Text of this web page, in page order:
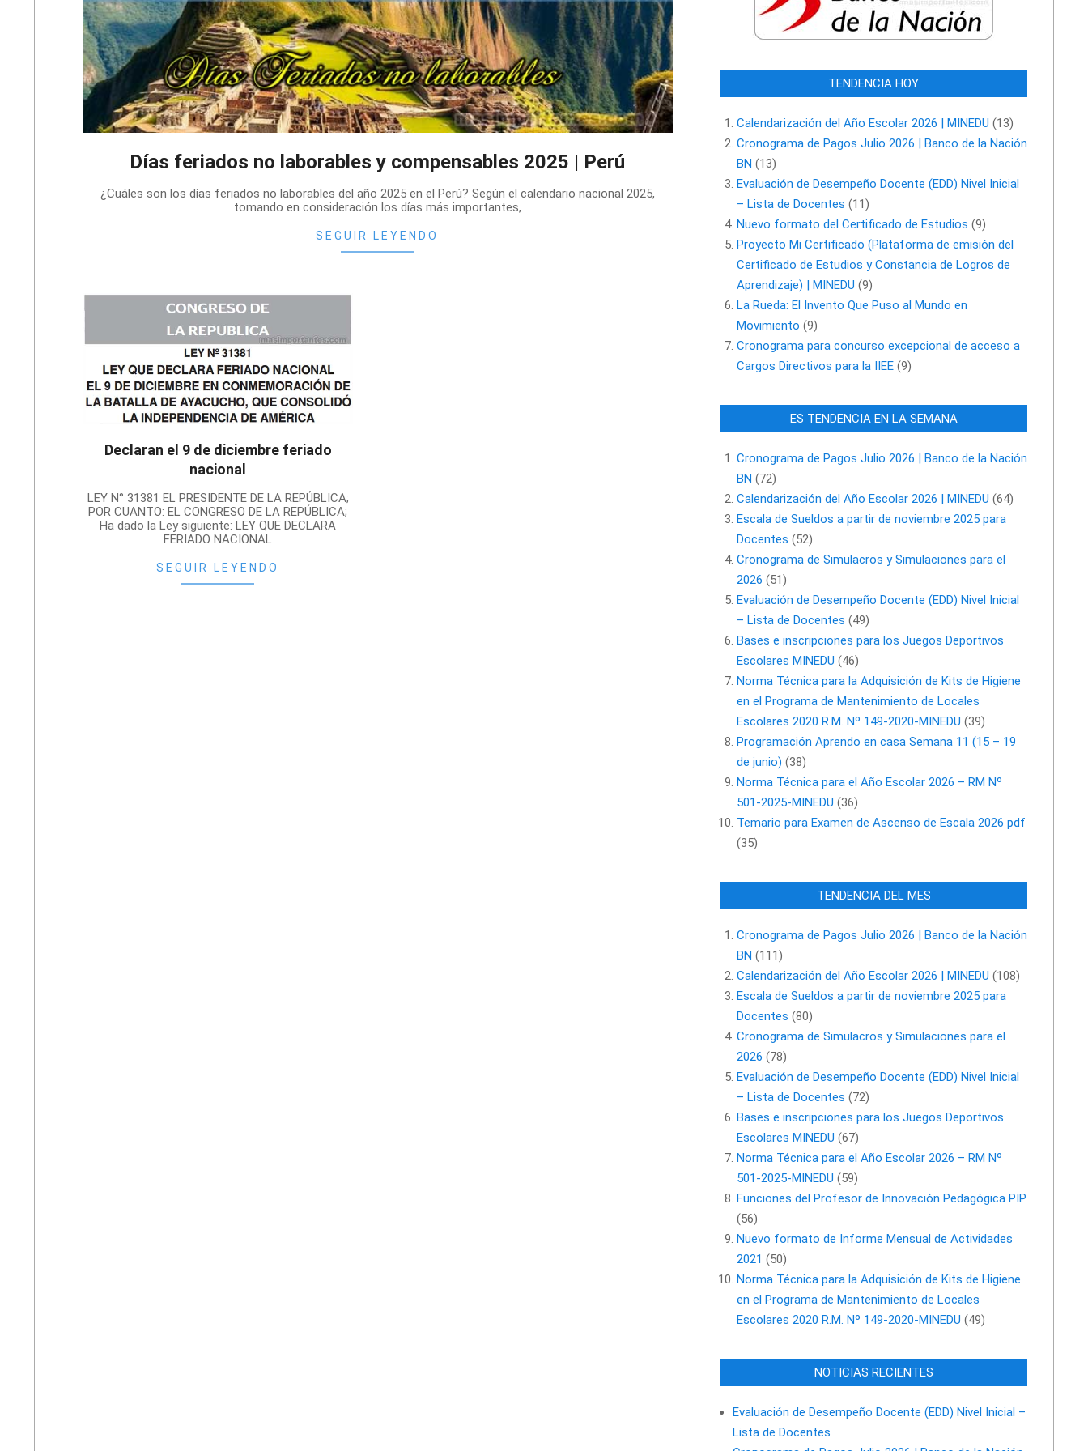
Días feriados no laborables y compensables 2025 | Perú
¿Cuáles son los días feriados no laborables del año 2025 en el Perú? Según el calendario nacional 2025,
tomando en consideración los días más importantes,
SEGUIR LEYENDO
Declaran el 9 de diciembre feriado
nacional
12-
LEY N° 31381 EL PRESIDENTE DE LA REPÚBLICA;
POR CUANTO: EL CONGRESO DE LA REPÚBLICA;
Ha dado la Ley siguiente: LEY QUE DECLARA
FERIADO NACIONAL
SEGUIR LEYENDO
TENDENCIA HOY
Calendarización del Año Escolar 2026 | MINEDU (13)
Cronograma de Pagos Julio 2026 | Banco de la Nación
BN (13)
Evaluación de Desempeño Docente (EDD) Nivel Inicial
– Lista de Docentes (11)
Nuevo formato del Certificado de Estudios (9)
Proyecto Mi Certificado (Plataforma de emisión del
Certificado de Estudios y Constancia de Logros de
Aprendizaje) | MINEDU (9)
La Rueda: El Invento Que Puso al Mundo en
Movimiento (9)
Cronograma para concurso excepcional de acceso a
Cargos Directivos para la IIEE(9)
ES TENDENCIA EN LA SEMANA
Cronograma de Pagos Julio 2026 | Banco de la Nación
BN (72)
Calendarización del Año Escolar 2026 | MINEDU (64)
Escala de Sueldos a partir de noviembre 2025 para
Docentes (52)
Cronograma de Simulacros y Simulaciones para el
2026 (51)
Evaluación de Desempeño Docente (EDD) Nivel Inicial
– Lista de Docentes (49)
Bases e inscripciones para los Juegos Deportivos
Escolares MINEDU (46)
Norma Técnica para la Adquisición de Kits de Higiene
en el Programa de Mantenimiento de Locales
Escolares 2020 R.M. Nº 149-2020-MINEDU (39)
Programación Aprendo en casa Semana 11 (15 – 19
de junio) (38)
Norma Técnica para el Año Escolar 2026 – RM Nº
501-2025-MINEDU (36)
Temario para Examen de Ascenso de Escala 2026 pdf
(35)
TENDENCIA DEL MES
Cronograma de Pagos Julio 2026 | Banco de la Nación
BN (111)
Calendarización del Año Escolar 2026 | MINEDU (108)
Escala de Sueldos a partir de noviembre 2025 para
Docentes (80)
Cronograma de Simulacros y Simulaciones para el
2026 (78)
Evaluación de Desempeño Docente (EDD) Nivel Inicial
– Lista de Docentes (72)
Bases e inscripciones para los Juegos Deportivos
Escolares MINEDU (67)
Norma Técnica para el Año Escolar 2026 – RM Nº
501-2025-MINEDU (59)
Funciones del Profesor de Innovación Pedagógica PIP
(56)
Nuevo formato de Informe Mensual de Actividades
2021 (50)
Norma Técnica para la Adquisición de Kits de Higiene
en el Programa de Mantenimiento de Locales
Escolares 2020 R.M. Nº 149-2020-MINEDU (49)
NOTICIAS RECIENTES
Evaluación de Desempeño Docente (EDD) Nivel Inicial –
Lista de Docentes